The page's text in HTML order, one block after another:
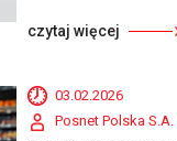
czytaj więcej
03.02.2026
Posnet Polska S.A.